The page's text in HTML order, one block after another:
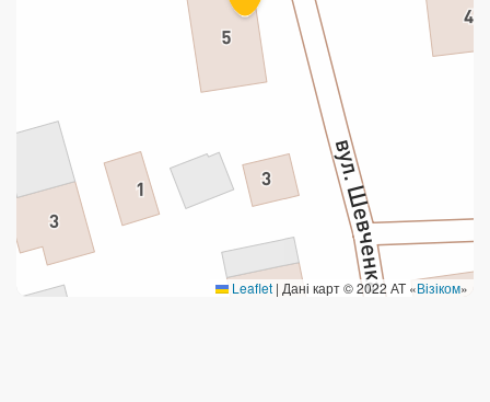
Leaflet | Дані карт © 2022 АТ «Візіком»